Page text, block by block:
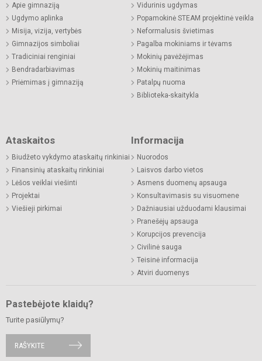
Apie gimnaziją
Ugdymo aplinka
Misija, vizija, vertybės
Gimnazijos simboliai
Tradiciniai renginiai
Bendradarbiavimas
Priėmimas į gimnaziją
Vidurinis ugdymas
Popamokinė STEAM projektinė veikla
Neformalusis švietimas
Pagalba mokiniams ir tėvams
Mokinių pavėžėjimas
Mokinių maitinimas
Patalpų nuoma
Biblioteka-skaitykla
Ataskaitos
Biudžeto vykdymo ataskaitų rinkiniai
Finansinių ataskaitų rinkiniai
Lėšos veiklai viešinti
Projektai
Viešieji pirkimai
Informacija
Nuorodos
Laisvos darbo vietos
Asmens duomenų apsauga
Konsultavimasis su visuomene
Dažniausiai užduodami klausimai
Pranešėjų apsauga
Korupcijos prevencija
Civilinė sauga
Teisinė informacija
Atviri duomenys
Pastebėjote klaidų?
Turite pasiūlymų?
RAŠYKITE